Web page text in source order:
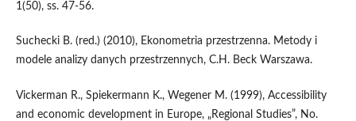
1(50), ss. 47-56.
Suchecki B. (red.) (2010), Ekonometria przestrzenna. Metody i
modele analizy danych przestrzennych, C.H. Beck Warszawa.
Vickerman R., Spiekermann K., Wegener M. (1999), Accessibility
and economic development in Europe, „Regional Studies”, No.